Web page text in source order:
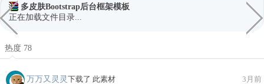
多皮肤Bootstrap后台框架模板
正在加载文件目录...
热度 78
万万又灵灵 下载了 此素材 3月前